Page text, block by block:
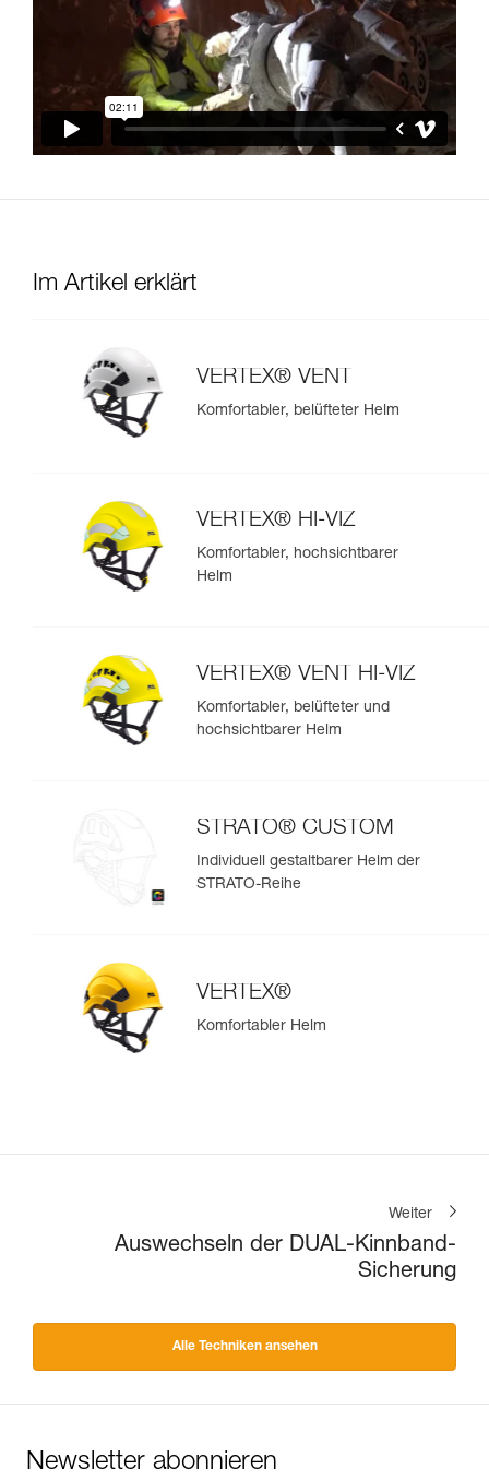
Im Artikel erklärt
VERTEX® VENT
Komfortabler, belüfteter Helm
VERTEX® HI-VIZ
Komfortabler, hochsichtbarer
Helm
VERTEX® VENT HI-VIZ
Komfortabler, belüfteter und
hochsichtbarer Helm
STRATO® CUSTOM
Individuell gestaltbarer Helm der
STRATO-Reihe
VERTEX®
Komfortabler Helm
Weiter
Auswechseln der DUAL-Kinnband-
Sicherung
Alle Techniken ansehen
Newsletter abonnieren